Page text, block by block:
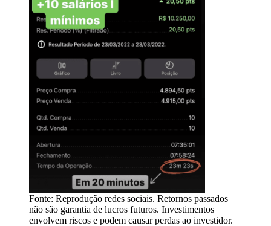
Fonte: Reprodução redes sociais. Retornos passados
não são garantia de lucros futuros. Investimentos
envolvem riscos e podem causar perdas ao investidor.